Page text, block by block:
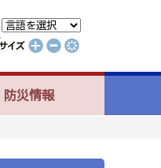
防災情報